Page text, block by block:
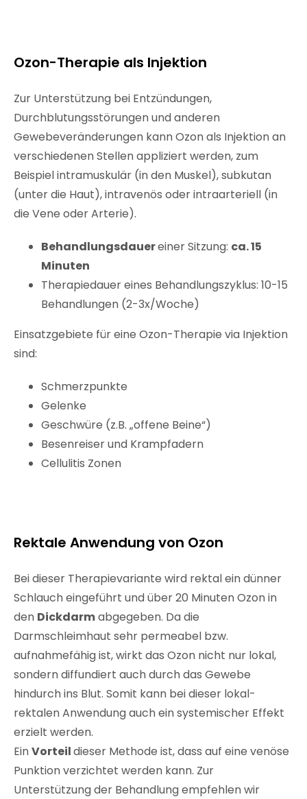
Ozon-Therapie als Injektion
Zur Unterstützung bei Entzündungen,
Durchblutungsstörungen und anderen
Gewebeveränderungen kann Ozon als Injektion an
verschiedenen Stellen appliziert werden, zum
Beispiel intramuskulär (in den Muskel), subkutan
(unter die Haut), intravenös oder intraarteriell (in
die Vene oder Arterie).
Behandlungsdauereiner Sitzung: ca. 15
Minuten
Therapiedauer eines Behandlungszyklus: 10-15
Behandlungen (2-3x/Woche)
Einsatzgebiete für eine Ozon-Therapie via Injektion
sind:
Schmerzpunkte
Gelenke
Geschwüre (z.B. „offene Beine“)
Besenreiser und Krampfadern
Cellulitis Zonen
Rektale Anwendung von Ozon
Bei dieser Therapievariante wird rektal ein dünner
Schlauch eingeführt und über 20 Minuten Ozon in
den Dickdarmabgegeben. Da die
Darmschleimhaut sehr permeabel bzw.
aufnahmefähig ist, wirkt das Ozon nicht nur lokal,
sondern diffundiert auch durch das Gewebe
hindurch ins Blut. Somit kann bei dieser lokal-
rektalen Anwendung auch ein systemischer Effekt
erzielt werden.
EinVorteildieser Methode ist, dass auf eine venöse
Punktion verzichtet werden kann. Zur
Unterstützung der Behandlung empfehlen wir